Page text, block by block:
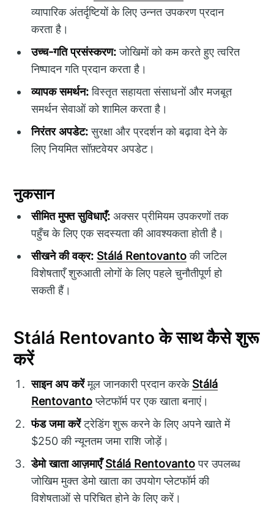
व्यापारिक अंतर्दृष्टियों के लिए उन्नत उपकरण प्रदान
करता है।
उच्च-गति प्रसंस्करण:जोखिमों को कम करते हुए त्वरित
निष्पादन गति प्रदान करता है।
व्यापक समर्थन:विस्तृत सहायता संसाधनों और मजबूत
समर्थन सेवाओं को शामिल करता है।
निरंतर अपडेट:सुरक्षा और प्रदर्शन को बढ़ावा देने के
लिए नियमित सॉफ़्टवेयर अपडेट।
नुकसान
सीमित मुफ्त सुविधाएँ: अक्सर प्रीमियम उपकरणों तक
पहुँच के लिए एक सदस्यता की आवश्यकता होती है।
सीखने की वक्र: Stálá Rentovantoकी जटिल
विशेषताएँ शुरुआती लोगों के लिए पहले चुनौतीपूर्ण हो
सकती हैं।
Stálá Rentovanto के साथ कैसे शुरू
करें
साइन अप करेंमूल जानकारी प्रदान करके Stálá
Rentovantoप्लेटफॉर्म पर एक खाता बनाएं।
फंड जमा करेंट्रेडिंग शुरू करने के लिए अपने खाते में
$250 की न्यूनतम जमा राशि जोड़ें।
डेमो खाता आज़माएँ Stálá Rentovantoपर उपलब्ध
जोखिम मुक्त डेमो खाता का उपयोग प्लेटफॉर्म की
विशेषताओं से परिचित होने के लिए करें।